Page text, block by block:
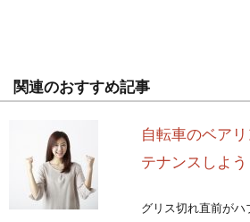
関連のおすすめ記事
自転車のベア
テナンスしよう
グリス切れ直前がハ